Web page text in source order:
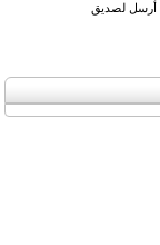
أرسل لصديق